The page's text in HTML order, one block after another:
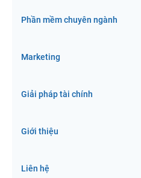
Phần mềm chuyên ngành
Marketing
Giải pháp tài chính
Giới thiệu
Liên hệ